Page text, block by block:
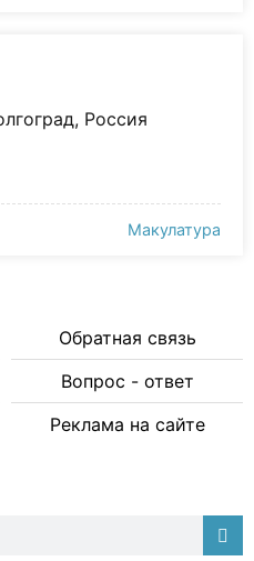
Россия
Макулатура
Обратная связь
Вопрос - ответ
Реклама на сайте